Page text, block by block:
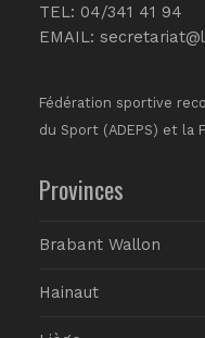
TEL: 04/341 41 94
EMAIL:
Fédération sportive
du Sport (ADEPS) et la
Provinces
Brabant Wallon
Hainaut